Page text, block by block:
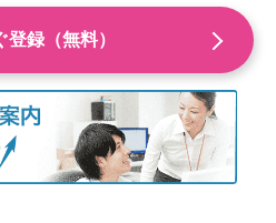
登録（無料）